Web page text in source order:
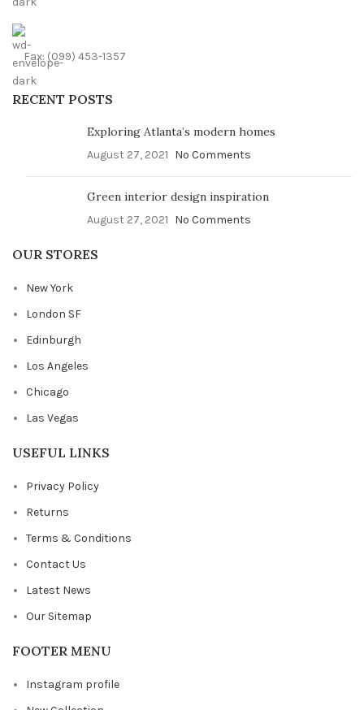
Fax: (099) 453-1357
RECENT POSTS
Exploring Atlanta’s modern homes
August 27, 2021 No Comments
Green interior design inspiration
August 27, 2021 No Comments
OUR STORES
New York
London SF
Edinburgh
Los Angeles
Chicago
Las Vegas
USEFUL LINKS
Privacy Policy
Returns
Terms & Conditions
Contact Us
Latest News
Our Sitemap
FOOTER MENU
Instagram profile